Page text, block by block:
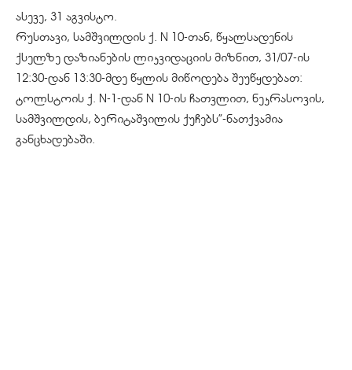
ასევე, 31 აგვისტო.
რუსთავი, სამშვილდის ქ. N 10-თან, წყალსადენის
ქსელზე დაზიანების ლიკვიდაციის მიზნით, 31/07-ის
12:30-დან 13:30-მდე წყლის მიწოდება შეუწყდებათ:
ტოლსტოის ქ. N-1-დან N 10-ის ჩათვლით, ნეკრასოვის,
სამშვილდის, ბერიტაშვილის ქუჩებს”-ნათქვამია
განცხადებაში.